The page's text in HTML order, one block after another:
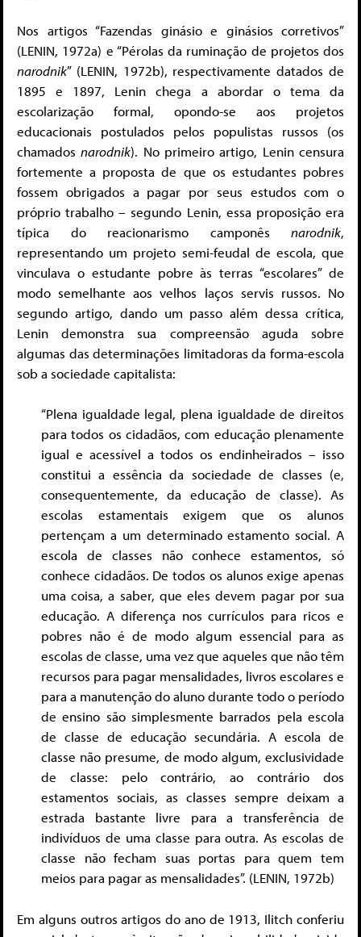
Nos artigos “Fazendas ginásio e ginásios corretivos”
(LENIN, 1972a) e “Pérolas da ruminação de projetos dos
narodnik” (LENIN, 1972b), respectivamente datados de
1895 e 1897, Lenin chega a abordar o tema da
escolarização formal, opondo-se aos projetos
educacionais postulados pelos populistas russos (os
chamadosnarodnik). No primeiro artigo, Lenin censura
fortemente a proposta de que os estudantes pobres
fossem obrigados a pagar por seus estudos com o
próprio trabalho – segundo Lenin, essa proposição era
típica do reacionarismo camponês narodnik,
representando um projeto semi-feudal de escola, que
vinculava o estudante pobre às terras “escolares” de
modo semelhante aos velhos laços servis russos. No
segundo artigo, dando um passo além dessa crítica,
Lenin demonstra sua compreensão aguda sobre
algumas das determinações limitadoras da forma-escola
sob a sociedade capitalista:
“Plena igualdade legal, plena igualdade de direitos
para todos os cidadãos, com educação plenamente
igual e acessível a todos os endinheirados – isso
constitui a essência da sociedade de classes (e,
consequentemente, da educação de classe). As
escolas estamentais exigem que os alunos
pertençam a um determinado estamento social. A
escola de classes não conhece estamentos, só
conhece cidadãos. De todos os alunos exige apenas
uma coisa, a saber, que eles devem pagar por sua
educação. A diferença nos currículos para ricos e
pobres não é de modo algum essencial para as
escolas de classe, uma vez que aqueles que não têm
recursos para pagar mensalidades, livros escolares e
para a manutenção do aluno durante todo o período
de ensino são simplesmente barrados pela escola
de classe de educação secundária. A escola de
classe não presume, de modo algum, exclusividade
de classe: pelo contrário, ao contrário dos
estamentos sociais, as classes sempre deixam a
estrada bastante livre para a transferência de
indivíduos de uma classe para outra. As escolas de
classe não fecham suas portas para quem tem
meios para pagar as mensalidades”. (LENIN, 1972b)
Em alguns outros artigos do ano de 1913, Ilitch conferiu